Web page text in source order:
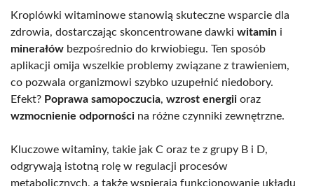
Kroplówki witaminowe stanowią skuteczne wsparcie dla
zdrowia, dostarczając skoncentrowane dawki witamin i
minerałów bezpośrednio do krwiobiegu. Ten sposób
aplikacji omija wszelkie problemy związane z trawieniem,
co pozwala organizmowi szybko uzupełnić niedobory.
Efekt? Poprawa samopoczucia, wzrost energii oraz
wzmocnienie odporności na różne czynniki zewnętrzne.
Kluczowe witaminy, takie jak C oraz te z grupy B i D,
odgrywają istotną rolę w regulacji procesów
metabolicznych, a także wspierają funkcjonowanie układu